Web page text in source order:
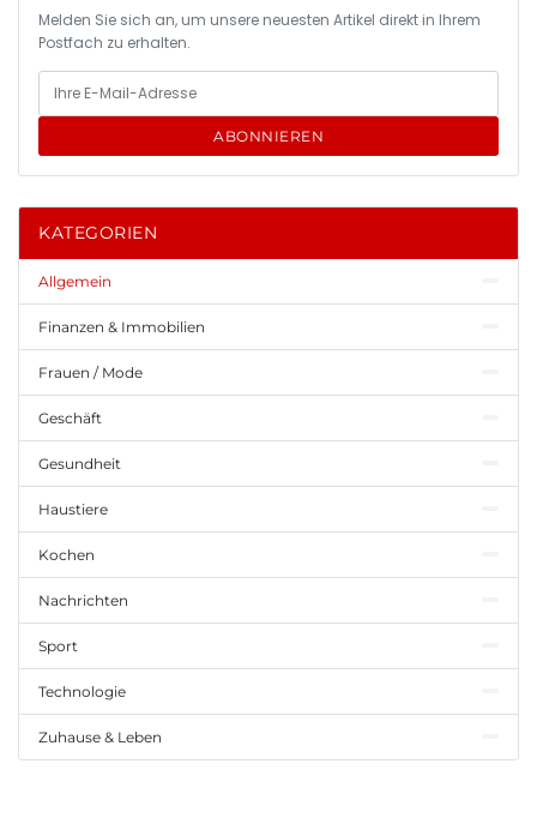
Melden Sie sich an, um unsere neuesten Artikel direkt in Ihrem
Postfach zu erhalten.
ABONNIEREN
KATEGORIEN
Allgemein
Finanzen & Immobilien
Frauen / Mode
Geschäft
Gesundheit
Haustiere
Kochen
Nachrichten
Sport
Technologie
Zuhause & Leben